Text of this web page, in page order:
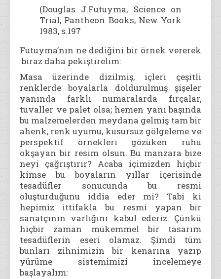
(Douglas J.Futuyma, Science on
Trial, Pantheon Books, New York
1983, s.197
Futuyma’nın ne dediğini bir örnek vererek
biraz daha pekiştirelim:
Masa üzerinde dizilmiş, içleri çeşitli
renklerde boyalarla doldurulmuş şişeler
yanında farklı numaralarda fırçalar,
tuvaller ve palet olsa; hemen yanı başında
bu malzemelerden meydana gelmiş tam bir
ahenk, renk uyumu, kusursuz gölgeleme ve
perspektif örnekleri gözüken ruhu
okşayan bir resim olsun. Bu manzara bize
neyi çağrıştırır? Acaba içimizden hiçbir
kimse bu boyaların yıllar içerisinde
tesadüfler sonucunda bu resmi
oluşturduğunu iddia eder mi? Tabi ki
hepimiz ittifakla bu resmi yapan bir
sanatçının varlığını kabul ederiz. Çünkü
hiçbir zaman mükemmel bir tasarım
tesadüflerin eseri olamaz. Şimdi tüm
bunları zihnimizin bir kenarına yazıp
yürüme sistemimizi incelemeye
başlayalım: